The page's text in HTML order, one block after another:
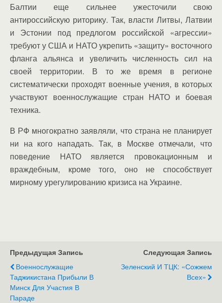
Балтии еще сильнее ужесточили свою
антироссийскую риторику. Так, власти Литвы, Латвии
и Эстонии под предлогом российской «агрессии»
требуют у США и НАТО укрепить «защиту» восточного
фланга альянса и увеличить численность сил на
своей территории. В то же время в регионе
систематически проходят военные учения, в которых
участвуют военнослужащие стран НАТО и боевая
техника.
В РФ многократно заявляли, что страна не планирует
ни на кого нападать. Так, в Москве отмечали, что
поведение НАТО является провокационным и
враждебным, кроме того, оно не способствует
мирному урегулированию кризиса на Украине.
Предыдущая Запись
Военнослужащие
Таджикистана Прибыли В
Минск Для Участия В
Параде
Следующая Запись
Зеленский И ТЦК: «Сожжем
Всех»